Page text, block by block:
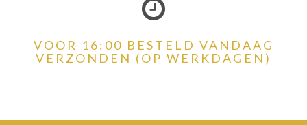
VOOR 16:00 BESTELD VANDAAG
VERZONDEN (OP WERKDAGEN)